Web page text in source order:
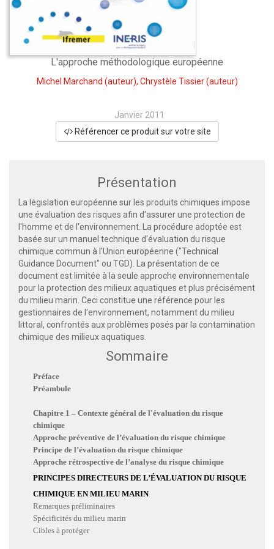
L'approche méthodologique européenne
Michel Marchand (auteur), Chrystèle Tissier(auteur)
Janvier 2011
Référencer ce produit sur votre site
Présentation
La législation européenne sur les produits chimiques impose
une évaluation des risques afin d'assurer une protection de
l'homme et de l'environnement. La procédure adoptée est
basée sur un manuel technique d'évaluation du risque
chimique commun à l'Union européenne ("Technical
Guidance Document" ou TGD). La présentation de ce
document est limitée à la seule approche environnementale
pour la protection des milieux aquatiques et plus précisément
du milieu marin. Ceci constitue une référence pour les
gestionnaires de l'environnement, notamment du milieu
littoral, confrontés aux problèmes posés par la contamination
chimique des milieux aquatiques.
Sommaire
Préface
Préambule
Chapitre 1 – Contexte général de l'évaluation du risque
chimique
Approche préventive de l’évaluation du risque chimique
Principe de l’évaluation du risque chimique
Approche rétrospective de l’analyse du risque chimique
PRINCIPES DIRECTEURS DE L’ÉVALUATION DU RISQUE
CHIMIQUE EN MILIEU MARIN
Remarques préliminaires
Spécificités du milieu marin
Cibles à protéger